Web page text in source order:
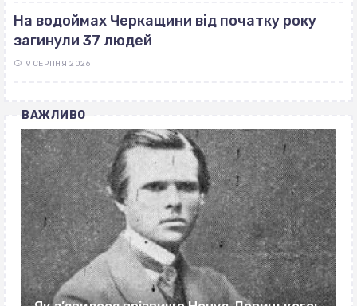
На водоймах Черкащини від початку року
загинули 37 людей
9 СЕРПНЯ 2026
ВАЖЛИВО